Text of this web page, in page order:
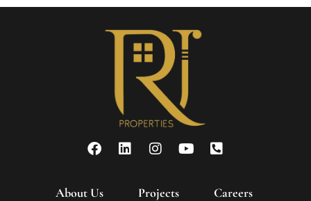
About Us Projects Careers